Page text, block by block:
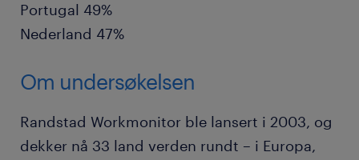
Portugal 49%
Nederland 47%
Om undersøkelsen
Randstad Workmonitor ble lansert i 2003, og
dekker nå 33 land verden rundt – i Europa,